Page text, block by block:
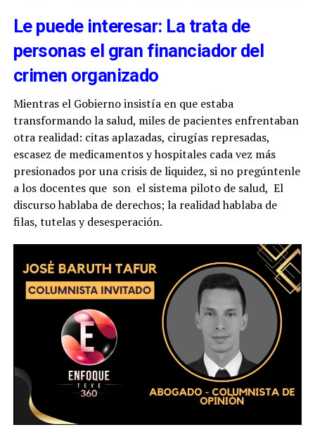
Le puede interesar: La trata de
personas el gran financiador del
crimen organizado
Mientras el Gobierno insistía en que estaba
transformando la salud, miles de pacientes enfrentaban
otra realidad: citas aplazadas, cirugías represadas,
escasez de medicamentos y hospitales cada vez más
presionados por una crisis de liquidez, si no pregúntenle
a los docentes que son el sistema piloto de salud, El
discurso hablaba de derechos; la realidad hablaba de
filas, tutelas y desesperación.